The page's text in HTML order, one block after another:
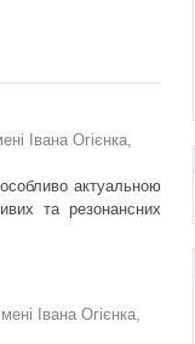
Івана Огієнка,
актуальною
та резонансних
Івана Огієнка,